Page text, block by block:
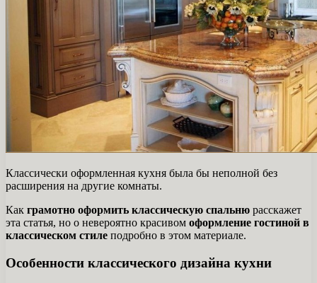
Классически оформленная кухня была бы неполной без
расширения на другие комнаты.
Как грамотно оформить классическую спальню расскажет
эта статья, но о невероятно красивом оформление гостиной в
классическом стиле подробно в этом материале.
Особенности классического дизайна кухни